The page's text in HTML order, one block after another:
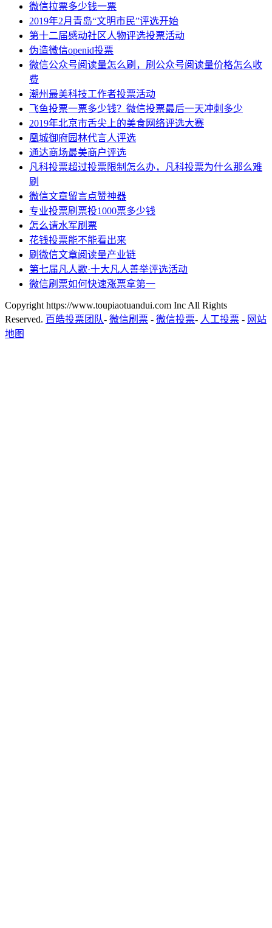
微信拉票多少钱一票
2019年2月青岛“文明市民”评选开始
第十二届感动社区人物评选投票活动
伪造微信openid投票
微信公众号阅读量怎么刷，刷公众号阅读量价格怎么收
费
潮州最美科技工作者投票活动
飞鱼投票一票多少钱？微信投票最后一天冲刺多少
2019年北京市舌尖上的美食网络评选大赛
凰城御府园林代言人评选
通达商场最美商户评选
凡科投票超过投票限制怎么办，凡科投票为什么那么难
刷
微信文章留言点赞神器
专业投票刷票投1000票多少钱
怎么请水军刷票
花钱投票能不能看出来
刷微信文章阅读量产业链
第七届凡人歌·十大凡人善举评选活动
微信刷票如何快速涨票拿第一
Copyright https://www.toupiaotuandui.com Inc All Rights
Reserved. 百皓投票团队- 微信刷票 - 微信投票- 人工投票 - 网站
地图